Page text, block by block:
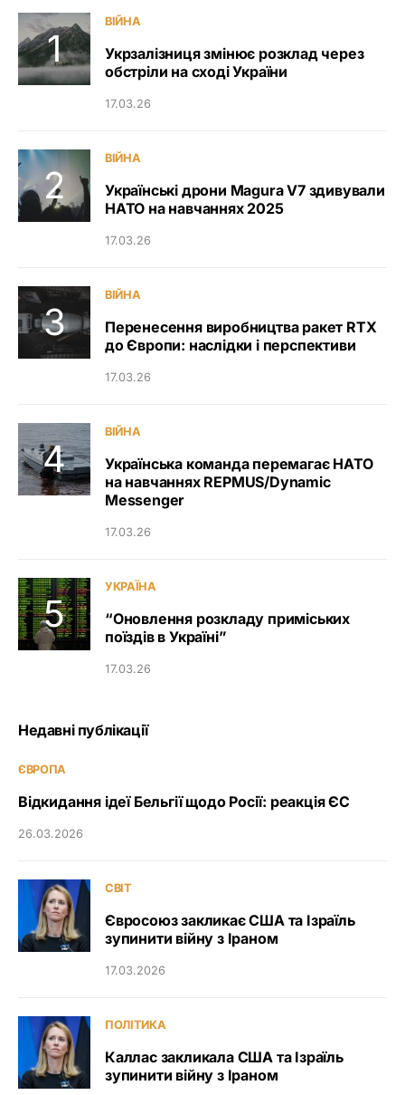
ВІЙНА
Укрзалізниця змінює розклад через
обстріли на сході України
17.03.26
ВІЙНА
Українські дрони Magura V7 здивували
НАТО на навчаннях 2025
17.03.26
ВІЙНА
Перенесення виробництва ракет RTX
до Європи: наслідки і перспективи
17.03.26
ВІЙНА
Українська команда перемагає НАТО
на навчаннях REPMUS/Dynamic
Messenger
17.03.26
УКРАЇНА
“Оновлення розкладу приміських
поїздів в Україні”
17.03.26
Недавні публікації
ЄВРОПА
Відкидання ідеї Бельгії щодо Росії: реакція ЄС
26.03.2026
СВІТ
Євросоюз закликає США та Ізраїль
зупинити війну з Іраном
17.03.2026
ПОЛІТИКА
Каллас закликала США та Ізраїль
зупинити війну з Іраном